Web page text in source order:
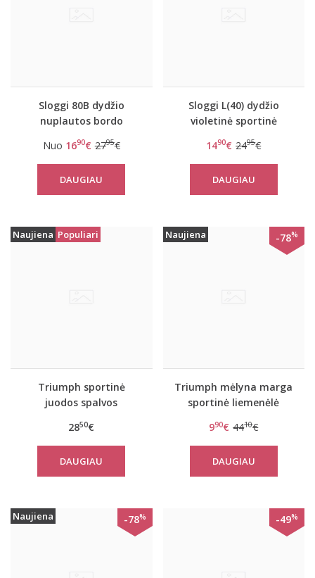
Sloggi 80B dydžio
nuplautos bordo
liemenėlė Women
mOwe Flow WHP
Nuo 1690€ 2795€
DAUGIAU
Sloggi L(40) dydžio
violetinė sportinė
Flow Top 1
1490€ 2495€
DAUGIAU
Naujiena Populiari
Triumph sportinė
juodos spalvos
Ultimate N
2850€
DAUGIAU
Naujiena -78%
Triumph mėlyna marga
sportinė liemenėlė
Motion P
990€ 4410€
DAUGIAU
Naujiena -78% -49%